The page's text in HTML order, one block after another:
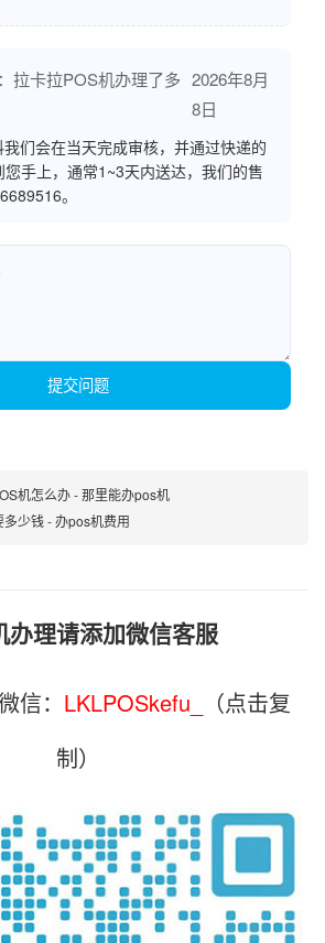
拉卡拉POS机办理了多 2026年8月
8日
们会在当天完成审核，并通过快递的
手上，通常1~3天内送达，我们的售
。
提交问题
机怎么办 - 那里能办pos机
少钱 - 办pos机费用
办理请添加微信客服
信： LKLPOSkefu_
（点击复
制）